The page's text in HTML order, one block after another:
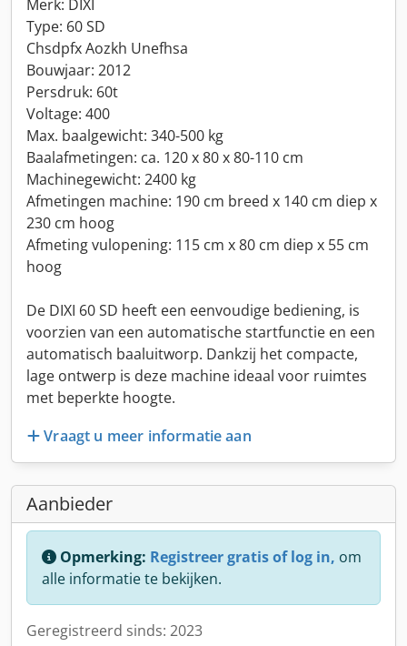
Merk: DIXI
Type: 60 SD
Chsdpfx Aozkh Unefhsa
Bouwjaar: 2012
Persdruk: 60t
Voltage: 400
Max. baalgewicht: 340-500 kg
Baalafmetingen: ca. 120 x 80 x 80-110 cm
Machinegewicht: 2400 kg
Afmetingen machine: 190 cm breed x 140 cm diep x
230 cm hoog
Afmeting vulopening: 115 cm x 80 cm diep x 55 cm
hoog
De DIXI 60 SD heeft een eenvoudige bediening, is
voorzien van een automatische startfunctie en een
automatisch baaluitworp. Dankzij het compacte,
lage ontwerp is deze machine ideaal voor ruimtes
met beperkte hoogte.
Vraagt u meer informatie aan
Aanbieder
Opmerking: Registreer gratis of log in, om
alle informatie te bekijken.
Geregistreerd sinds: 2023